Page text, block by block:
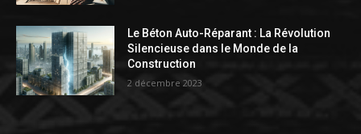
Le Béton Auto-Réparant : La Révolution
Silencieuse dans le Monde de la
Construction
2 décembre 2023